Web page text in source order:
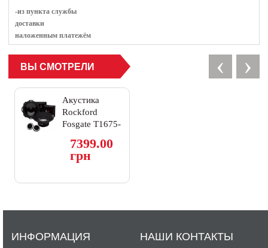
-из пункта службы
доставки
наложенным платежём
ВЫ СМОТРЕЛИ ‹ ›
Акустика
Rockford
Fosgate T1675-
7399.00
грн
ИНФОРМАЦИЯ НАШИ КОНТАКТЫ